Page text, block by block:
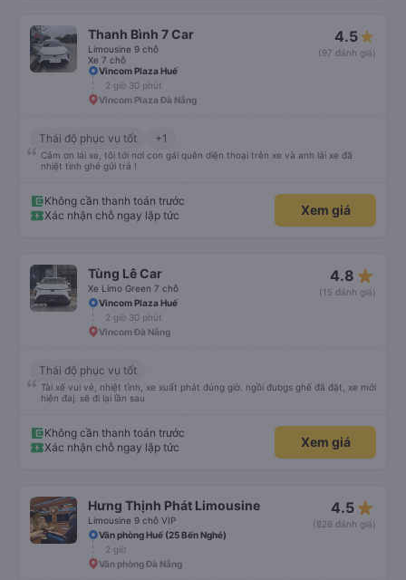
Thanh Bình 7 Car
Limousine 9 chỗ
Xe 7 chỗ
4.5
(97 đánh giá)
Vincom Plaza Huế
2 giờ 30 phút
Vincom Plaza Đà Nẵng
Thái độ phục vụ tốt +1
Cảm ơn lái xe, tôi tới nơi con gái quên diện thoại trên xe và anh lái xe đã
nhiệt tình ghé gửi trả !
Không cần thanh toán trước
Xác nhận chỗ ngay lập tức
Xem giá
Tùng Lê Car
Xe Limo Green 7 chỗ
4.8 star_rate
(15 đánh giá)
Vincom Plaza Huế
2 giờ 30 phút
Vincom Đà Nẵng
Thái độ phục vụ tốt
Tài xế vui vẻ, nhiệt tình, xe xuất phát đúng giờ. ngồi đubgs ghế đã đặt, xe mới
hiện đaj. sẽ đi lại lần sau
Không cần thanh toán trước
Xác nhận chỗ ngay lập tức
Xem giá
Hưng Thịnh Phát Limousine
Limousine 9 chỗ VIP
4.5 star_rate
(826 đánh giá)
Văn phòng Huế (25 Bến Nghé)
2 giờ
Văn phòng Đà Nẵng